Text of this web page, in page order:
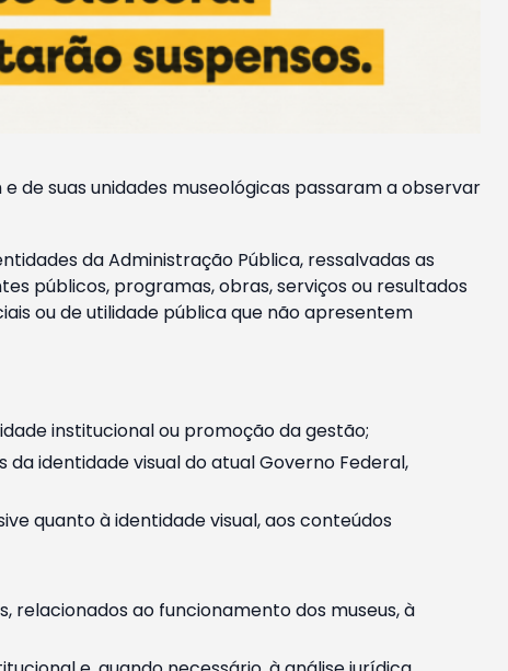
de suas unidades museológicas passaram a observar
da Administração Pública, ressalvadas as
públicos, programas, obras, serviços ou resultados
ou de utilidade pública que não apresentem
institucional ou promoção da gestão;
identidade visual do atual Governo Federal,
quanto à identidade visual, aos conteúdos
relacionados ao funcionamento dos museus, à